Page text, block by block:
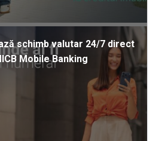
schimb valutar 24/7 direct
Mobile Banking